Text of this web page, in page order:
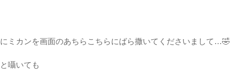
ミカンを画面のあちらこちらにばら撒いてくださいまして…🤣
囁いても